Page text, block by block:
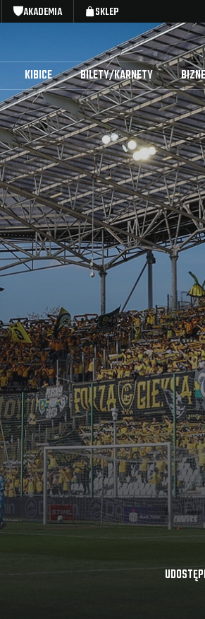
AKADEMIA SKLEP
KIBICE BILETY/KARNETY